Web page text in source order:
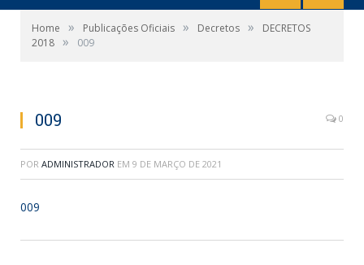
Home » Publicações Oficiais » Decretos »
DECRETOS
2018 » 009
009 0
POR ADMINISTRADOR EM 9 DE MARÇO DE 2021
009